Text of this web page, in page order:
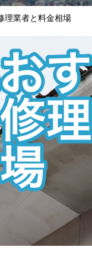
理業者と料金相場